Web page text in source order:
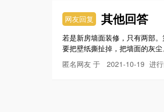
网友回复 其他回答
若是新房墙面装修，只有两部
要把壁纸撕扯掉，把墙面的灰
匿名网友 于
2021-10-19 进